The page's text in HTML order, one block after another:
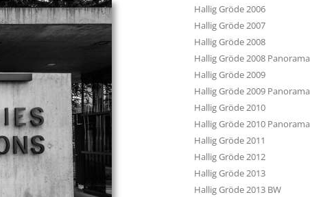
Hallig Gröde 2006
Hallig Gröde 2007
Hallig Gröde 2008
Hallig Gröde 2008 Panorama
Hallig Gröde 2009
Hallig Gröde 2009 Panorama
Hallig Gröde 2010
Hallig Gröde 2010 Panorama
Hallig Gröde 2011
Hallig Gröde 2012
Hallig Gröde 2013
Hallig Gröde 2013 BW